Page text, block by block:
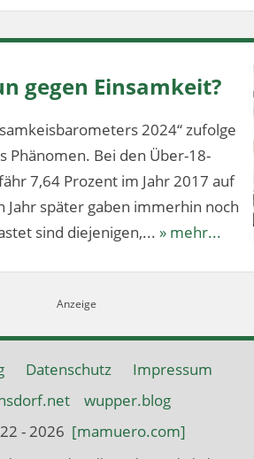
gegen Einsamkeit?
2024“ zufolge
Phänomen. Bei den Über-18-
7,64 Prozent im Jahr 2017 auf
Jahr später gaben immerhin noch
sind diejenigen,... » mehr...
Datenschutz
Impressum
wupper.blog
- 2026 [mamuero.com]